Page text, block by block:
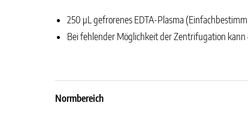
250 µL gefrorenes EDTA-Plasma
Bei fehlender Möglichkeit der Zentrifugation
Normbereich